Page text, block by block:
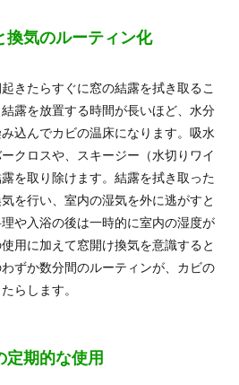
換気のルーティン化
きたらすぐに窓の結露を拭き取るこ
露を放置する時間が長いほど、水分
込んでカビの温床になります。吸水
クロスや、スキージー（水切りワイ
を取り除けます。結露を拭き取った
を行い、室内の湿気を外に逃がすと
や入浴の後は一時的に室内の湿度が
用に加えて窓開け換気を意識すると
ずか数分間のルーティンが、カビの
らします。
定期的な使用